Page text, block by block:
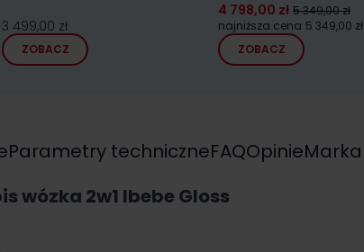
3 499,00 zł
ZOBACZ
4 798,00 zł 5 349,00 zł
najniższa cena 5 349,00 zł
ZOBACZ
wózka 2w1 Ibebe Gloss
Parametry techniczneFAQOpinieMarka